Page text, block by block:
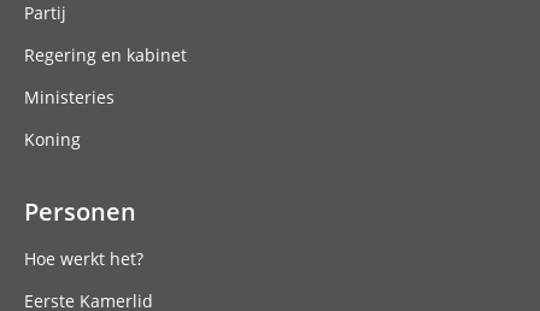
Partij
Regering en kabinet
Ministeries
Koning
Personen
Hoe werkt het?
Eerste Kamerlid